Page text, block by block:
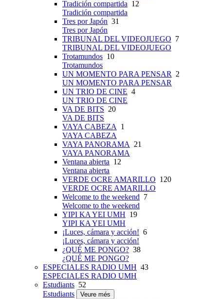
Tradición compartida 12
Tradición compartida
Tres por Japón 31
Tres por Japón
TRIBUNAL DEL VIDEOJUEGO 7
TRIBUNAL DEL VIDEOJUEGO
Trotamundos 10
Trotamundos
UN MOMENTO PARA PENSAR
2
UN MOMENTO PARA PENSAR
UN TRIO DE CINE 4
UN TRIO DE CINE
VA DE BITS 20
VA DE BITS
VAYA CABEZA
1
VAYA CABEZA
VAYA PANORAMA
21
VAYA PANORAMA
Ventana abierta 12
Ventana abierta
VERDE OCRE AMARILLO 120
VERDE OCRE AMARILLO
Welcome to the weekend 7
Welcome to the weekend
YIPI KA YEI UMH 19
YIPI KA YEI UMH
¡Luces, cámara y acción! 6
¡Luces, cámara y acción!
¿QUÉ ME PONGO? 38
¿QUÉ ME PONGO?
ESPECIALES RADIO UMH 43
ESPECIALES RADIO UMH
Estudiants 52
Estudiants
Veure més